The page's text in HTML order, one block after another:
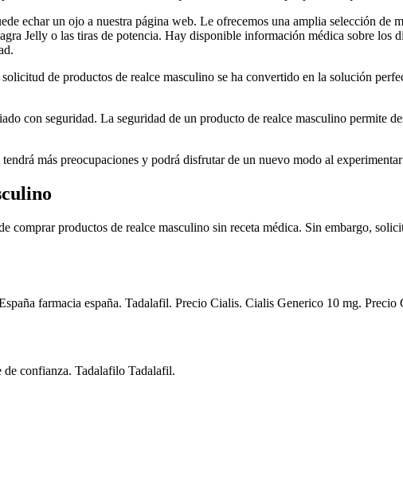
echar un ojo a nuestra página web. Le ofrecemos una amplia selección de
Jelly o las tiras de potencia. Hay disponible información médica sobre los
de productos de realce masculino se ha convertido en la solución
con seguridad. La seguridad de un producto de realce masculino permite
más preocupaciones y podrá disfrutar de un nuevo modo al
comprar productos de realce masculino sin receta médica. Sin embargo,
farmacia españa. Tadalafil. Precio Cialis. Cialis Generico 10 mg. Precio
de confianza. Tadalafilo Tadalafil.